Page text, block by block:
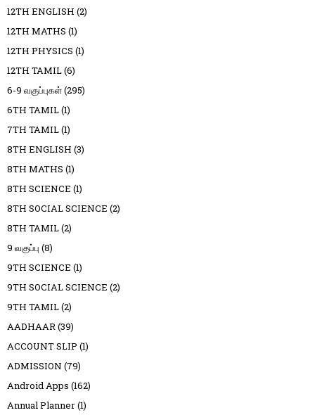
12TH ENGLISH (2)
12TH MATHS (1)
12TH PHYSICS (1)
12TH TAMIL(6)
6-9 வகுப்புகள்(295)
6TH TAMIL(1)
7TH TAMIL(1)
8TH ENGLISH (3)
8TH MATHS (1)
8TH SCIENCE (1)
8TH SOCIAL SCIENCE (2)
8TH TAMIL(2)
9 வகுப்பு (8)
9TH SCIENCE (1)
9TH SOCIAL SCIENCE (2)
9TH TAMIL(2)
AADHAAR(39)
ACCOUNT SLIP (1)
ADMISSION (79)
Android Apps (162)
Annual Planner(1)